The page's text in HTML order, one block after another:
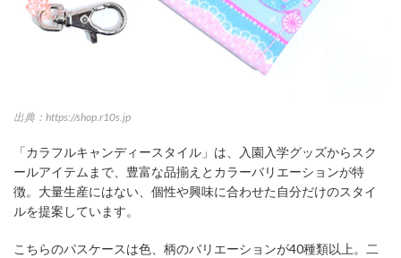
出典：https://shop.r10s.jp
「カラフルキャンディースタイル」は、入園入学グッズからスク
ールアイテムまで、豊富な品揃えとカラーバリエーションが特
徴。大量生産にはない、個性や興味に合わせた自分だけのスタイ
ルを提案しています。
こちらのパスケースは色、柄のバリエーションが40種類以上。二